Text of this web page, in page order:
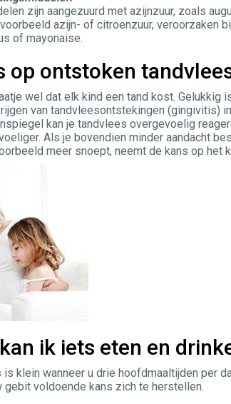
zijn aangezuurd met azijnzuur, zoals
azijn- of citroenzuur, veroorzaken
of mayonaise.
op ontstoken
wel dat elk kind een tand kost. Gelukkig
van tandvleesontstekingen (gingivitis)
kan je tandvlees overgevoelig
Als je bovendien minder aandacht
meer snoept, neemt de kans op het
ik iets eten en
is klein wanneer u drie hoofdmaaltijden per
gebit voldoende kans zich te herstellen.